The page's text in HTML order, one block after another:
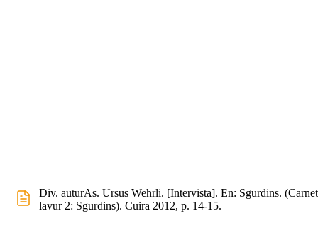
Div. auturAs. Ursus Wehrli. [Intervista]. En: Sgurdins.
lavur 2: Sgurdins). Cuira 2012, p. 14-15.